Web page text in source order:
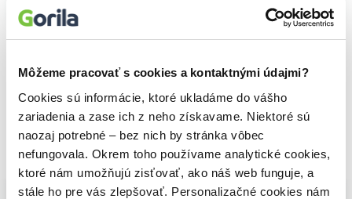
Môžeme pracovať s cookies a kontaktnými údajmi?
Cookies sú informácie, ktoré ukladáme do vášho
zariadenia a zase ich z neho získavame. Niektoré sú
naozaj potrebné – bez nich by stránka vôbec
nefungovala. Okrem toho používame analytické cookies,
ktoré nám umožňujú zisťovať, ako náš web funguje, a
stále ho pre vás zlepšovať. Personalizačné cookies nám
Stegosaurus 3D Puzzle-Ball: Disney Stitch - Angel 3D Puzzle-Ball: Disney Stitch
Vybrané pre teba